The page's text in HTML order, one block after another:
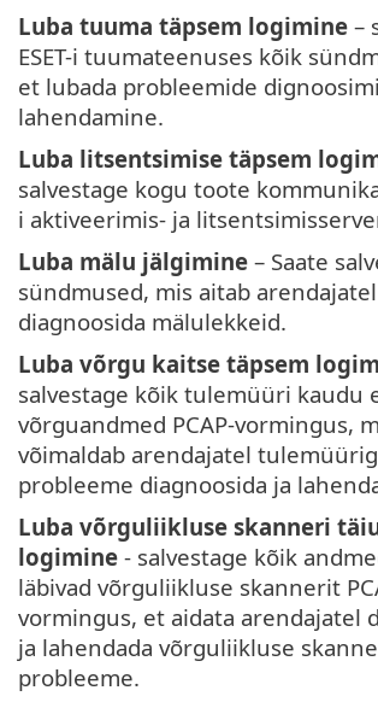
Luba tuuma täpsem logimine –
ESET-i tuumateenuses kõik
et lubada probleemide
lahendamine.
Luba litsentsimise täpsem
salvestage kogu toote
i aktiveerimis- ja
Luba mälu jälgimine – Saate
sündmused, mis aitab arendajatel
diagnoosida mälulekkeid.
Luba võrgu kaitse täpsem
salvestage kõik tulemüüri kaudu
võrguandmed PCAP-vormingus,
võimaldab arendajatel
probleeme diagnoosida ja
Luba võrguliikluse skanneri
logimine - salvestage kõik
läbivad võrguliikluse skannerit
vormingus, et aidata arendajatel
ja lahendada võrguliikluse
probleeme.